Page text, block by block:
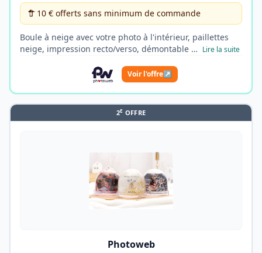
10 € offerts sans minimum de commande
Boule à neige avec votre photo à l'intérieur, paillettes
neige, impression recto/verso, démontable … Lire la suite
Voir l'offre↗
2E OFFRE
Photoweb